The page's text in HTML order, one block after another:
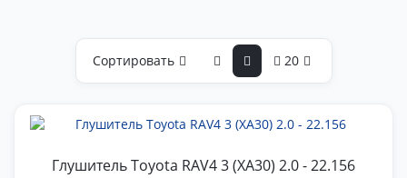
Сортировать 20
Глушитель Toyota RAV4 3 (XA30) 2.0 - 22.156